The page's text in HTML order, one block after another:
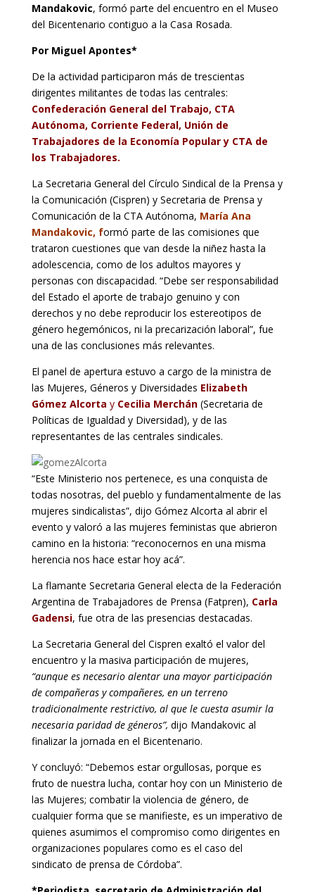
Mandakovic, formó parte del encuentro en el Museo
del Bicentenario contiguo a la Casa Rosada.
Por Miguel Apontes*
De la actividad participaron más de trescientas
dirigentes militantes de todas las centrales:
Confederación General del Trabajo, CTA
Autónoma, Corriente Federal, Unión de
Trabajadores de la Economía Popular y CTA de
los Trabajadores.
La Secretaria General del Círculo Sindical de la Prensa y
la Comunicación (Cispren) y Secretaria de Prensa y
Comunicación de la CTA Autónoma, María Ana
Mandakovic, formó parte de las comisiones que
trataron cuestiones que van desde la niñez hasta la
adolescencia, como de los adultos mayores y
personas con discapacidad. “Debe ser responsabilidad
del Estado el aporte de trabajo genuino y con
derechos y no debe reproducir los estereotipos de
género hegemónicos, ni la precarización laboral”, fue
una de las conclusiones más relevantes.
El panel de apertura estuvo a cargo de la ministra de
las Mujeres, Géneros y Diversidades Elizabeth
Gómez Alcorta yCecilia Merchán (Secretaria de
Políticas de Igualdad y Diversidad), y de las
representantes de las centrales sindicales.
“Este Ministerio nos pertenece, es una conquista de
todas nosotras, del pueblo y fundamentalmente de las
mujeres sindicalistas”, dijo Gómez Alcorta al abrir el
evento y valoró a las mujeres feministas que abrieron
camino en la historia: “reconocernos en una misma
herencia nos hace estar hoy acá”.
La flamante Secretaria General electa de la Federación
Argentina de Trabajadores de Prensa (Fatpren), Carla
Gadensi, fue otra de las presencias destacadas.
La Secretaria General del Cispren exaltó el valor del
encuentro y la masiva participación de mujeres,
“aunque es necesario alentar una mayor participación
de compañeras y compañeres, en un terreno
tradicionalmente restrictivo, al que le cuesta asumir la
necesaria paridad de géneros”, dijo Mandakovic al
finalizar la jornada en el Bicentenario.
Y concluyó: “Debemos estar orgullosas, porque es
fruto de nuestra lucha, contar hoy con un Ministerio de
las Mujeres; combatir la violencia de género, de
cualquier forma que se manifieste, es un imperativo de
quienes asumimos el compromiso como dirigentes en
organizaciones populares como es el caso del
sindicato de prensa de Córdoba”.